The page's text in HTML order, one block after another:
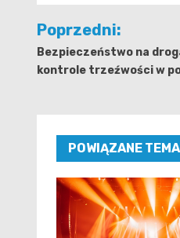
Nawigacja
wpisu
Poprzedni:
Bezpieczeństwo na
kontrole trzeźwości w
POWIĄZANE